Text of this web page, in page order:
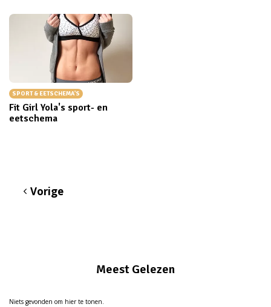
SPORT & EETSCHEMA'S
Fit Girl Yola's sport- en
eetschema
Vorige
Meest Gelezen
Niets gevonden om hier te tonen.